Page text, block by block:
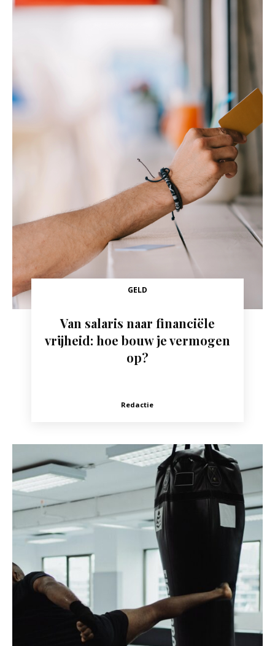
GELD
Van salaris naar financiële
vrijheid: hoe bouw je vermogen
op?
Redactie